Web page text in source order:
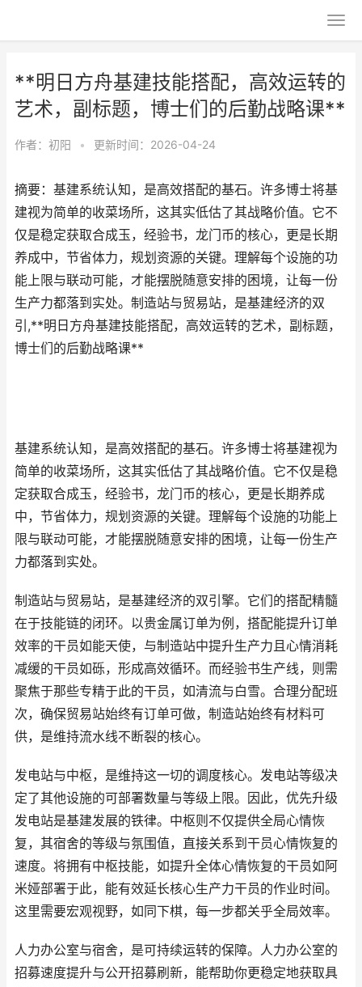
**明日方舟基建技能搭配，高效运转的
艺术，副标题，博士们的后勤战略课**
作者： 初阳 • 更新时间：2026-04-24
摘要：基建系统认知，是高效搭配的基石。许多博士将基
建视为简单的收菜场所，这其实低估了其战略价值。它不
仅是稳定获取合成玉，经验书，龙门币的核心，更是长期
养成中，节省体力，规划资源的关键。理解每个设施的功
能上限与联动可能，才能摆脱随意安排的困境，让每一份
生产力都落到实处。制造站与贸易站，是基建经济的双
引,**明日方舟基建技能搭配，高效运转的艺术，副标题，
博士们的后勤战略课**
基建系统认知，是高效搭配的基石。许多博士将基建视为
简单的收菜场所，这其实低估了其战略价值。它不仅是稳
定获取合成玉，经验书，龙门币的核心，更是长期养成
中，节省体力，规划资源的关键。理解每个设施的功能上
限与联动可能，才能摆脱随意安排的困境，让每一份生产
力都落到实处。
制造站与贸易站，是基建经济的双引擎。它们的搭配精髓
在于技能链的闭环。以贵金属订单为例，搭配能提升订单
效率的干员如能天使，与制造站中提升生产力且心情消耗
减缓的干员如砾，形成高效循环。而经验书生产线，则需
聚焦于那些专精于此的干员，如清流与白雪。合理分配班
次，确保贸易站始终有订单可做，制造站始终有材料可
供，是维持流水线不断裂的核心。
发电站与中枢，是维持这一切的调度核心。发电站等级决
定了其他设施的可部署数量与等级上限。因此，优先升级
发电站是基建发展的铁律。中枢则不仅提供全局心情恢
复，其宿舍的等级与氛围值，直接关系到干员心情恢复的
速度。将拥有中枢技能，如提升全体心情恢复的干员如阿
米娅部署于此，能有效延长核心生产力干员的作业时间。
这里需要宏观视野，如同下棋，每一步都关乎全局效率。
人力办公室与宿舍，是可持续运转的保障。人力办公室的
招募速度提升与公开招募刷新，能帮助你更稳定地获取具